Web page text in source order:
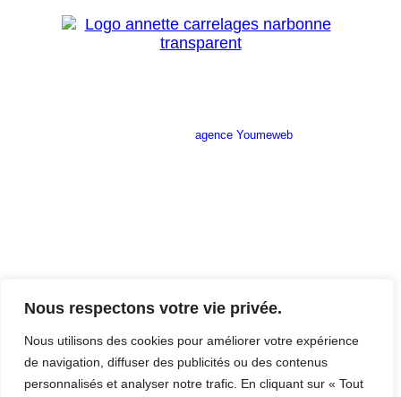
Nous respectons votre vie privée.
Nous utilisons des cookies pour améliorer votre expérience
de navigation, diffuser des publicités ou des contenus
personnalisés et analyser notre trafic. En cliquant sur « Tout
agence Youmeweb
Mercredi 08h30 – 12h00 / 14h00 – 18h30
Vendredi 08h30 – 12h00 / 14h00 – 17h00
Samedi Fermé
Dimanche Fermé